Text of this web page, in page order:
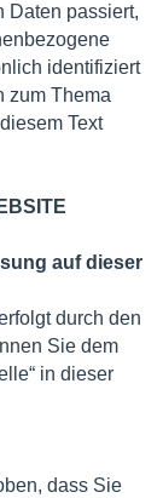
Daten passiert,
identifiziert
zum Thema
Text
auf dieser
durch den
Sie dem
in dieser
dass Sie